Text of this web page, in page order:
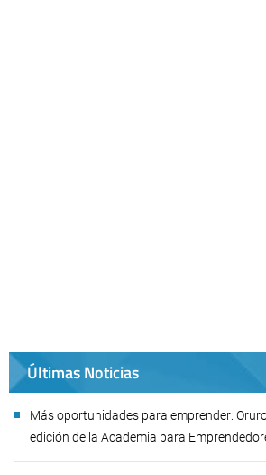
Últimas Noticias
Más oportunidades para emprender:
edición de la Academia para